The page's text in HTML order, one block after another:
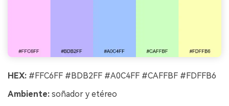
HEX: #FFC6FF #BDB2FF #A0C4FF #CAFFBF #FDFFB6
Ambiente: soñador y etéreo